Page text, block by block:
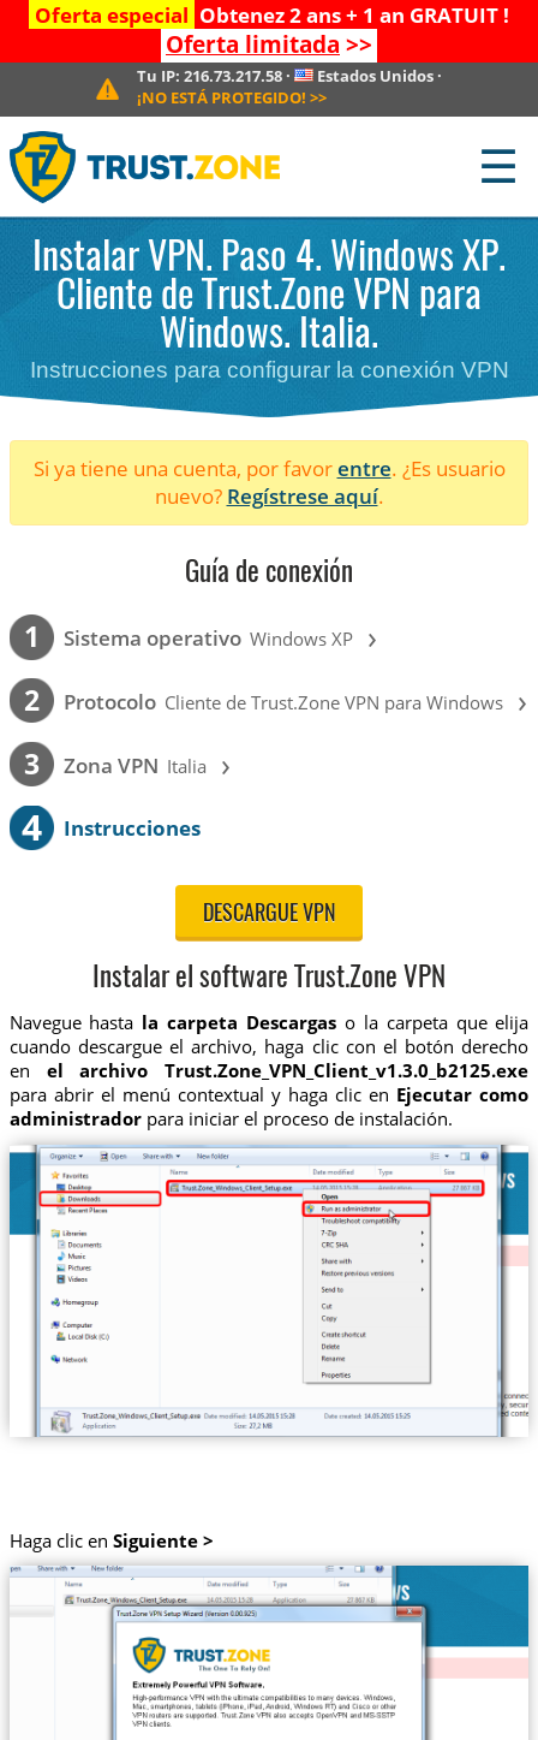
Oferta especial Obtenez 2 ans + 1 an GRATUIT !
Oferta limitada >>
Tu IP:216.73.217.58 · Estados Unidos·
¡NO ESTÁ PROTEGIDO! >>
☰
Instalar VPN. Paso 4. Windows XP.
Cliente de Trust.Zone VPN para
Windows. Italia.
Instrucciones para configurar la conexión VPN
Si ya tiene una cuenta, por favorentre. ¿Es usuario
nuevo? Regístrese aquí.
Guía de conexión
1 Sistema operativo Windows XP ›
2 Protocolo Cliente de Trust.Zone VPN para Windows ›
3 Zona VPN Italia ›
4 Instrucciones
DESCARGUE VPN
Instalar el software Trust.Zone VPN
Navegue hasta la carpeta Descargas o la carpeta que elija
cuando descargue el archivo, haga clic con el botón derecho
en el archivo Trust.Zone_VPN_Client_v1.3.0_b2125.exe
para abrir el menú contextual y haga clic en Ejecutar como
administradorpara iniciar el proceso de instalación.
Haga clic en Siguiente >